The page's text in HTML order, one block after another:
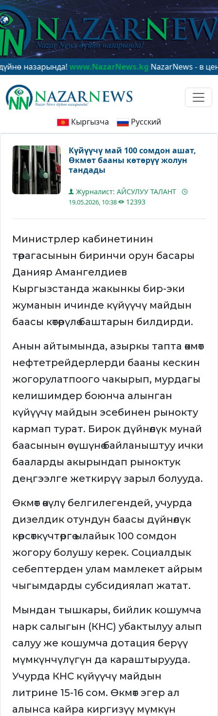
назарында!www.NazarNews.kgNazarNews - в центре
Кыргызча Русский
Күйүүчү май 100 сомдон ашат,
Өкмөт бааны көтөрүү жолун
тандады
Журналист: АЙСУЛУУ ТАЛАНТ
19.05.2026, 10:38 12393
Министрлер кабинетинин
төрагасынын биринчи орун басары
Данияр Амангелдиев
Кыргызстанда жакынкы бир-эки
жуманын ичинде күйүүчү майдын
баасы көтөрүлө баштарын билдирди.
Анын айтымында, азыркы тапта өкмөт
нефтетрейдерлерди бааны кескин
жогорулатпоого чакырып, мурдагы
келишимдер боюнча алынган
күйүүчү майдын эсебинен рынокту
кармап турат. Бирок дүйнөлүк мунай
баасынын өсүшүнө байланыштуу ички
бааларды акырындап рыноктук
деңгээлге жеткирүү зарыл болууда.
Өкмөт өкүлү белгилегендей, учурда
дизелдик отундун баасы дүйнөлүк
көрсөткүчтөргө ылайык 100 сомдон
жогору болушу керек. Социалдык
себептерден улам мамлекет айрым
чыгымдарды субсидиялап жатат.
Мындан тышкары, бийлик кошумча
нарк салыгын (КНС) убактылуу алып
салуу же кошумча дотация берүү
мүмкүнчүлүгүн да караштырууда.
Учурда КНС күйүүчү майдын
литрине 15-16 сом. Өкмөт эгер ал
алынса кайра киргизүү мүмкүн